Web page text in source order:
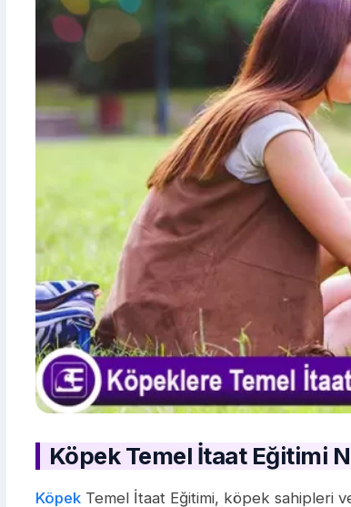
Köpek Temel İtaat Eğitimi
Köpek Temel İtaat Eğitimi, köpek sahipleri